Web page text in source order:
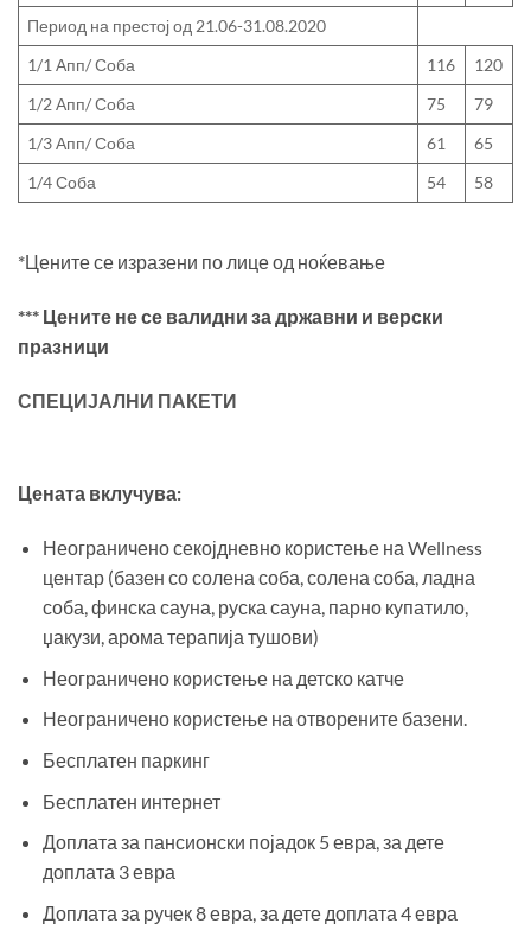
Период на престој од 21.06-31.08.2020
1/1 Апп/ Соба
116
120
1/2 Апп/ Соба
75
79
1/3 Апп/ Соба
61
65
1/4 Соба
54 58
*Цените се изразени по лице од ноќевање
*** Цените не се валидни за државни и верски
празници
СПЕЦИЈАЛНИ ПАКЕТИ
Цената вклучува:
Неограничено секојдневно користење на Wellness
центар (базен со солена соба, солена соба, ладна
соба, финска сауна, руска сауна, парно купатило,
џакузи, арома терапија тушови)
Неограничено користење на детско катче
Неограничено користење на отворените базени.
Бесплатен паркинг
Бесплатен интернет
Доплата за пансионски појадок 5 евра, за дете
доплата 3 евра
Доплата за ручек 8 евра, за дете доплата 4 евра